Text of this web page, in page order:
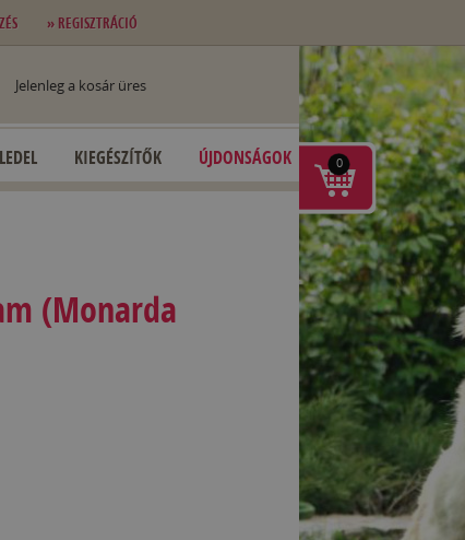
» REGISZTRÁCIÓ
Jelenleg a kosár üres
KIEGÉSZÍTŐK ÚJDONSÁGOK
(Monarda
0